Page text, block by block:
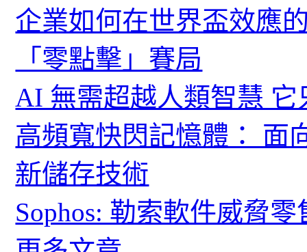
企業如何在世界盃效應
「零點擊」賽局
AI 無需超越人類智慧
高頻寬快閃記憶體： 面
新儲存技術
Sophos: 勒索軟件威脅